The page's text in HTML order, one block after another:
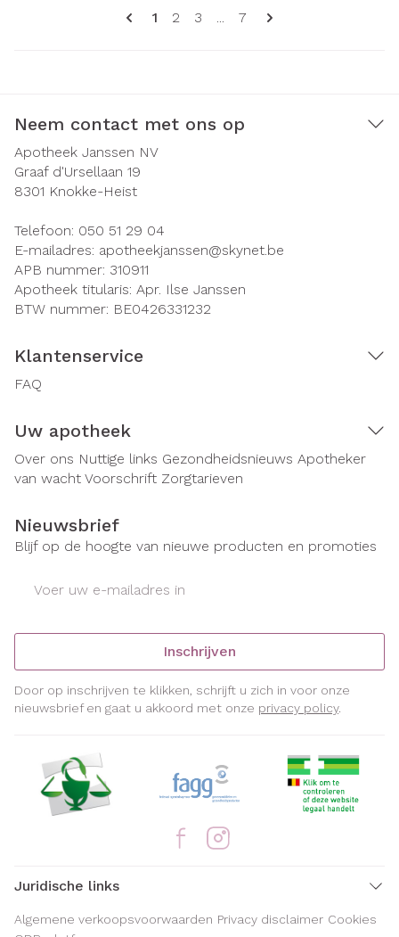
Pagina's
U lees momenteel pagina
1 Pagina
2 Pagina
3 ... Pagina
7
Neem contact met ons op
Apotheek Janssen NV
Graaf d'Ursellaan 19
8301 Knokke-Heist
Telefoon: 050 51 29 04
E-mailadres: apotheekjanssen@skynet.be
APB nummer: 310911
Apotheek titularis: Apr. Ilse Janssen
BTW nummer: BE0426331232
Klantenservice
FAQ
Uw apotheek
Over ons Nuttige links Gezondheidsnieuws Apotheker
van wacht Voorschrift Zorgtarieven
Nieuwsbrief
Blijf op de hoogte van nieuwe producten en promoties
Inschrijven
Door op inschrijven te klikken, schrijft u zich in voor onze
nieuwsbrief en gaat u akkoord met onze privacy policy.
Juridische links
Algemene verkoopsvoorwaarden Privacy disclaimer Cookies